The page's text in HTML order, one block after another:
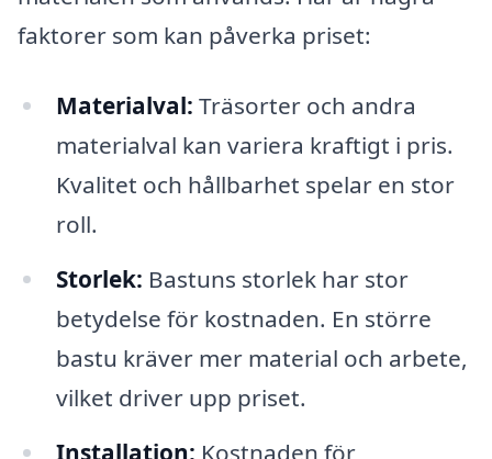
faktorer som kan påverka priset:
Materialval: Träsorter och andra
materialval kan variera kraftigt i pris.
Kvalitet och hållbarhet spelar en stor
roll.
Storlek: Bastuns storlek har stor
betydelse för kostnaden. En större
bastu kräver mer material och arbete,
vilket driver upp priset.
Installation: Kostnaden för